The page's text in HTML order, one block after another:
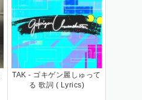
TAK - ゴキゲン麗しゅって
る 歌詞 ( Lyrics)